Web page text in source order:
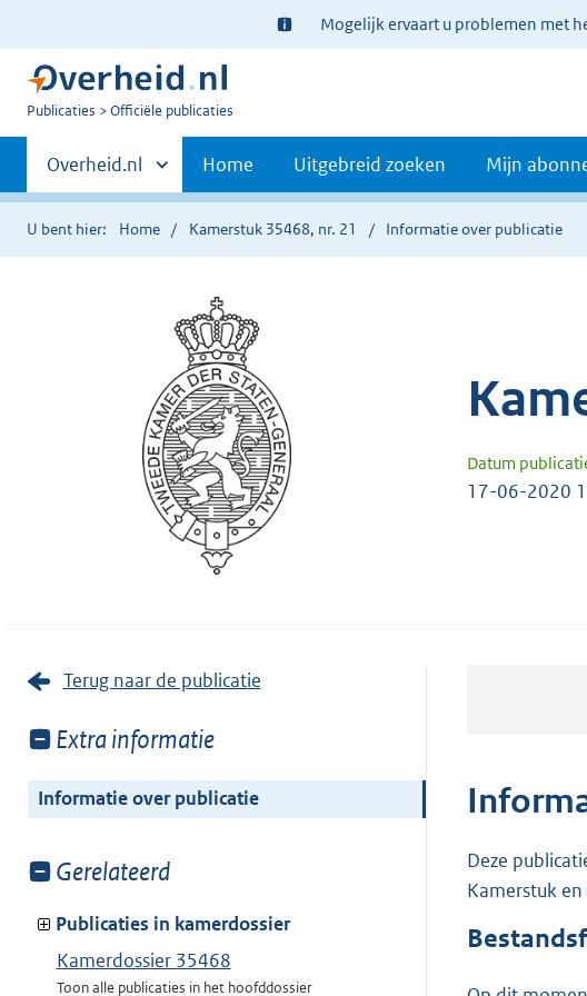
Ter
informatie:
Mogelijk ervaart u problemen met
U
Publicaties Officiële publicaties
Primaire
navigatie
Andere
sites
binnen
Overheid.nl Home Uitgebreid zoeken Mijn
U bent hier: Home Kamerstuk 35468, nr. 21 Informatie over publicatie
Datum
17-06-2020
Terug naar de publicatie
Toon
van:
Extra informatie
Informatie over publicatie
Toon
van:
Gerelateerd
Publicaties in kamerdossier
Kamerdossier 35468
Toon alle publicaties in het hoofddossier
Deze
Kamerstuk